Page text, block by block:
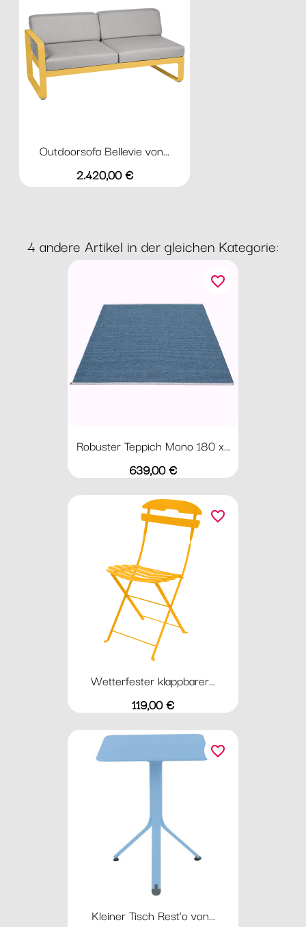
Outdoorsofa Bellevie von...
Preis
2.420,00 €
4 andere Artikel in der gleichen Kategorie:
Robuster Teppich Mono 180 x...
Preis
639,00 €
favorite_border
Wetterfester klappbarer...
Preis
119,00 €
favorite_border
Kleiner Tisch Rest'o von...
favorite_border